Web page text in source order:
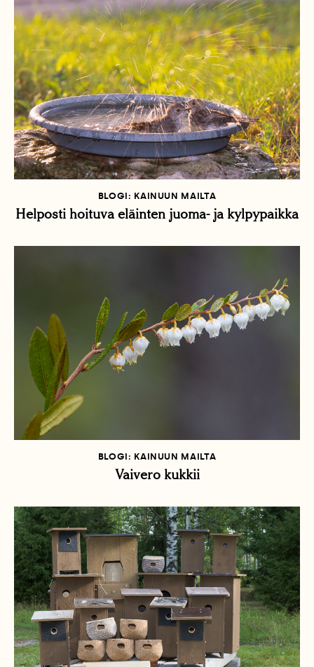
BLOGI: KAINUUN MAILTA
Helposti hoituva eläinten juoma- ja kylpypaikka
BLOGI: KAINUUN MAILTA
Vaivero kukkii